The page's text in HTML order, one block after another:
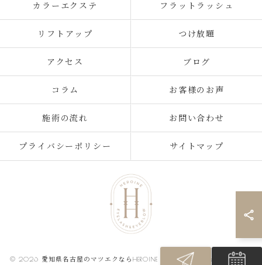
カラーエクステ フラットラッシュ
リフトアップ つけ放題
アクセス ブログ
コラム お客様のお声
施術の流れ お問い合わせ
プライバシーポリシー サイトマップ
© 2026 愛知県名古屋のマツエクならHEROINE eyelash&eyebrow ALL RIGHTS